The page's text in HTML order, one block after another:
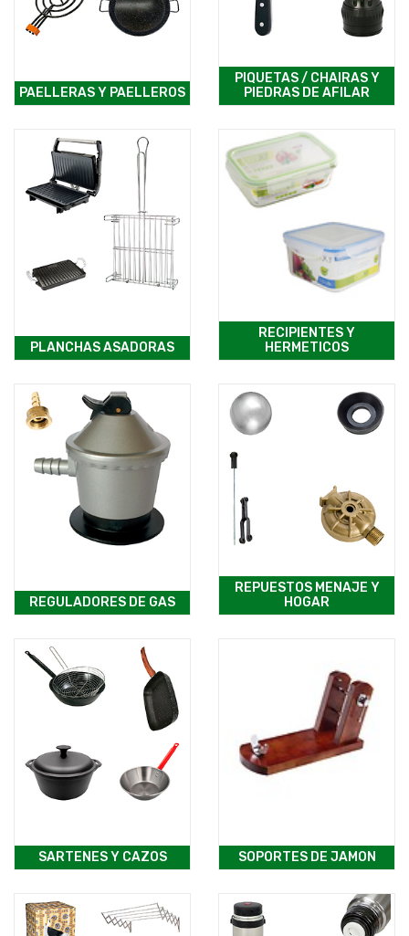
PAELLERAS Y PAELLEROS
PIQUETAS / CHAIRAS Y
PIEDRAS DE AFILAR
PLANCHAS ASADORAS
RECIPIENTES Y
HERMETICOS
REGULADORES DE GAS
REPUESTOS MENAJE Y
HOGAR
SARTENES Y CAZOS SOPORTES DE JAMON